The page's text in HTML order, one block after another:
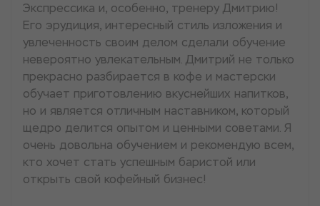
Экспрессика и, особенно, тренеру Дмитрию!
Его эрудиция, интересный стиль изложения и
увлеченность своим делом сделали обучение
невероятно увлекательным. Дмитрий не только
прекрасно разбирается в кофе и мастерски
обучает приготовлению вкуснейших напитков,
но и является отличным наставником, который
щедро делится опытом и ценными советами. Я
очень довольна обучением и рекомендую всем,
кто хочет стать успешным баристой или
открыть свой кофейный бизнес!